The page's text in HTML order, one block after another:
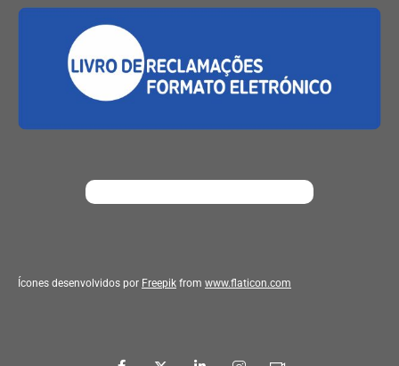
Ícones desenvolvidos por Freepik from www.flaticon.com